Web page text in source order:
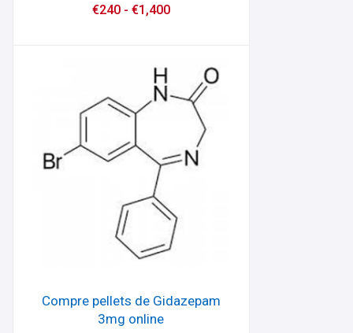
€240- €1,400
Compre pellets de Gidazepam
3mg online